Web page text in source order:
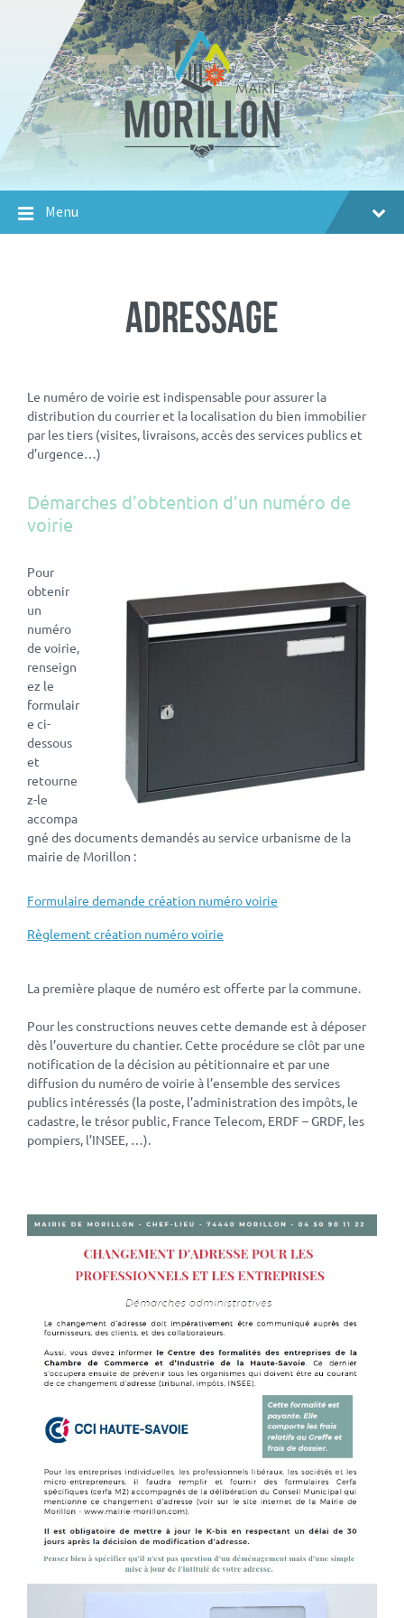
navigation
principale
Menu
Adressage
Le numéro de voirie est indispensable pour assurer la
distribution du courrier et la localisation du bien immobilier
par les tiers (visites, livraisons, accès des services publics et
d’urgence…)
Démarches d’obtention d’un numéro de
voirie
Pour
obtenir
un
numéro
de voirie,
renseign
ez le
formulair
e ci-
dessous
et
retourne
z-le
accompa
gné des documents demandés au service urbanisme de la
mairie de Morillon :
Formulaire demande création numéro voirie
Règlement création numéro voirie
La première plaque de numéro est offerte par la commune.
Pour les constructions neuves cette demande est à déposer
dès l’ouverture du chantier. Cette procédure se clôt par une
notification de la décision au pétitionnaire et par une
diffusion du numéro de voirie à l’ensemble des services
publics intéressés (la poste, l’administration des impôts, le
cadastre, le trésor public, France Telecom, ERDF – GRDF, les
pompiers, l’INSEE, …).